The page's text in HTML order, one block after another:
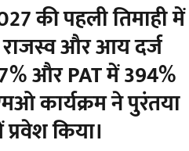
की पहली तिमाही में
और आय दर्ज
और PAT में 394%
कार्यक्रम ने पुरंतया
किया।